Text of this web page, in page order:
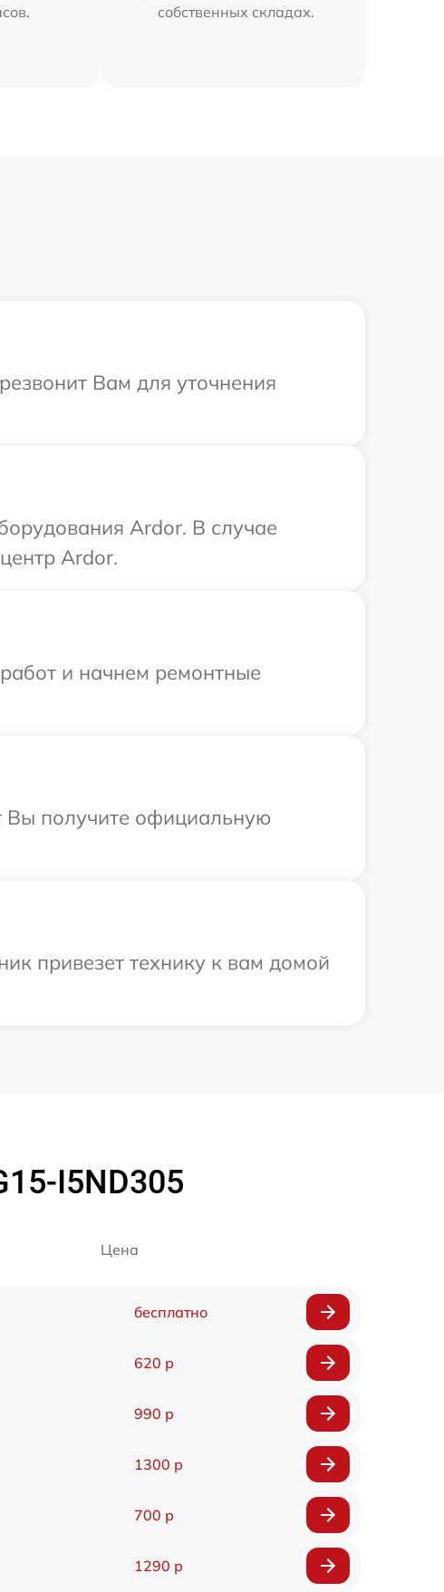
собственных складах.
Вам для уточнения
Ardor. В случае
Ardor.
и начнем ремонтные
Вы получите официальную
привезет технику к вам домой
I5ND305
Цена
бесплатно
620 р
990 р
1300 р
700 р
1290 р